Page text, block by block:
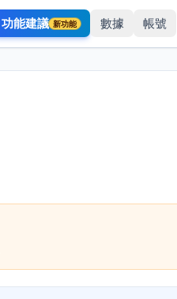
功能建議 新功能 數據 帳號